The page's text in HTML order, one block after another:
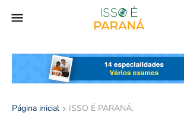
Página inicial ISSO É PARANÁ.